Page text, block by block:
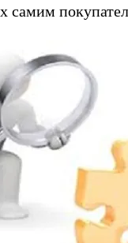
самим